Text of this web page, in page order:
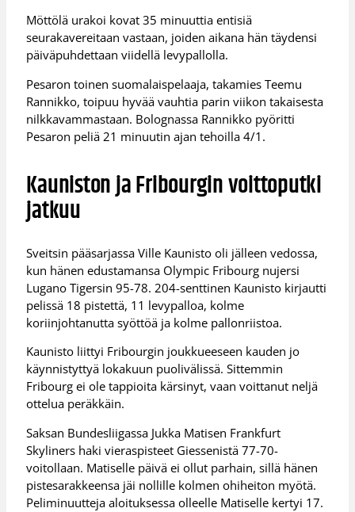
Möttölä urakoi kovat 35 minuuttia entisiä
seurakavereitaan vastaan, joiden aikana hän täydensi
päiväpuhdettaan viidellä levypallolla.
Pesaron toinen suomalaispelaaja, takamies Teemu
Rannikko, toipuu hyvää vauhtia parin viikon takaisesta
nilkkavammastaan. Bolognassa Rannikko pyöritti
Pesaron peliä 21 minuutin ajan tehoilla 4/1.
Kauniston ja Fribourgin voittoputki
jatkuu
Sveitsin pääsarjassa Ville Kaunisto oli jälleen vedossa,
kun hänen edustamansa Olympic Fribourg nujersi
Lugano Tigersin 95-78. 204-senttinen Kaunisto kirjautti
pelissä 18 pistettä, 11 levypalloa, kolme
koriinjohtanutta syöttöä ja kolme pallonriistoa.
Kaunisto liittyi Fribourgin joukkueeseen kauden jo
käynnistyttyä lokakuun puolivälissä. Sittemmin
Fribourg ei ole tappioita kärsinyt, vaan voittanut neljä
ottelua peräkkäin.
Saksan Bundesliigassa Jukka Matisen Frankfurt
Skyliners haki vieraspisteet Giessenistä 77-70-
voitollaan. Matiselle päivä ei ollut parhain, sillä hänen
pistesarakkeensa jäi nollille kolmen ohiheiton myötä.
Peliminuutteja aloituksessa olleelle Matiselle kertyi 17.